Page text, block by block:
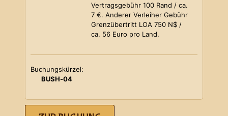
Vertragsgebühr 100 Rand / ca.
7 €. Anderer Verleiher Gebühr
Grenzübertritt LOA 750 N$ /
ca. 56 Euro pro Land.
Buchungskürzel:
BUSH-04